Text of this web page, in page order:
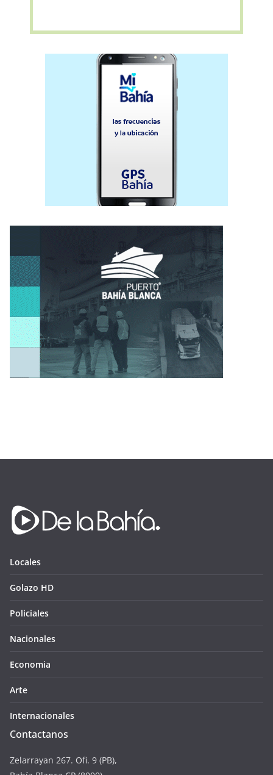
Locales
Golazo HD
Policiales
Nacionales
Economia
Arte
Internacionales
Contactanos
Zelarrayan 267. Ofi. 9 (PB),